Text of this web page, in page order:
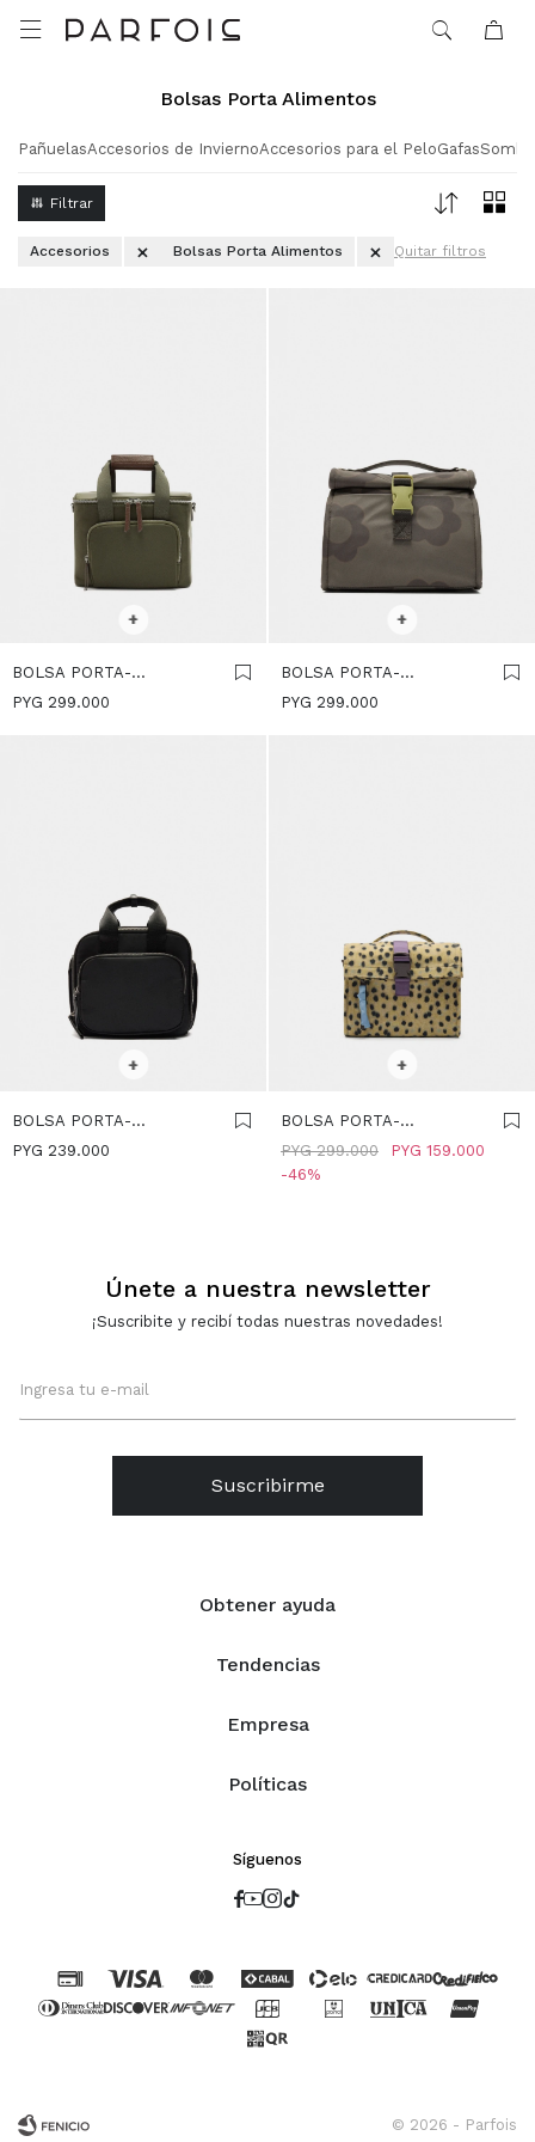

Bolsas Porta Alimentos
PañuelasAccesorios de InviernoAccesorios para el PeloGafas
Accesorios Bolsas Porta Alimentos Quitar filtros
+
BOLSA PORTA-
ALIMENTOS DE NYLON -
PYG 299.000
+
BOLSA PORTA-
ALIMENTOS DE NYLON
PYG 299.000
+
BOLSA PORTA-
ALIMENTOS DE NYLON -
PYG 239.000
+
BOLSA PORTA-
ALIMENTOS DE NYLON
ESTAMPADA -
PYG 159.000
PYG 299.000
46
Obtener ayuda
Tendencias
Empresa
Políticas
Únete a nuestra newsletter
¡Suscribite y recibí todas nuestras novedades!
Suscribirme
Síguenos

© 2026 - Parfois